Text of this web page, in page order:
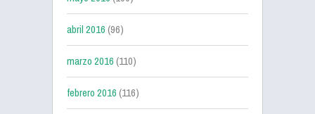
abril 2016(96)
marzo 2016(110)
febrero 2016(116)